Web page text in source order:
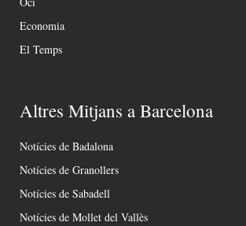
Economia
El Temps
Altres Mitjans a Barcelona
Notícies de Badalona
Notícies de Granollers
Notícies de Sabadell
Notícies de Mollet del Vallès